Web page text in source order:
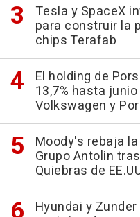
Tesla y SpaceX
para construir la
chips Terafab
El holding de
13,7% hasta
Volkswagen y
Moody's rebaja
Grupo Antolin
Quiebras de
Hyundai y